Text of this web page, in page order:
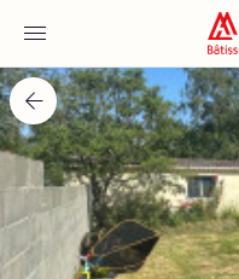
Accueil
Nos maisons
Nos annonces